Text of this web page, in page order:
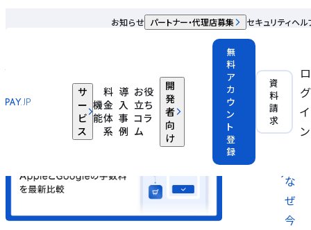
サ
ー
ビ
ス
機
能
料
金
体
系
導
入
事
例
お役
立ち
コラ
ム
開
発
者
向
け
お知らせ パートナー・代理店募集 セキュリティヘル
無
料
ア
カ
ウ
ン
ト
登
録
資
料
請
求
ロ
グ
イ
ン
【2025年12月施行】「アプリ外課金」とは？仕組みやメリット、
アプリ外
な
ぜ
今